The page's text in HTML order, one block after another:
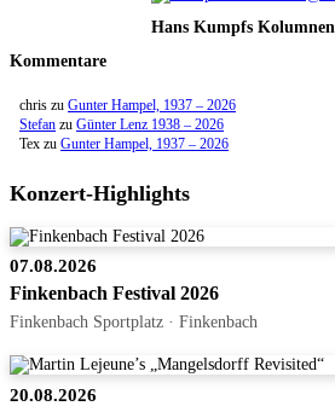
Hans Kumpfs Kolumnen
Kommentare
chris zu Gunter Hampel, 1937 – 2026
Stefan zu Günter Lenz 1938 – 2026
Tex zu Gunter Hampel, 1937 – 2026
Konzert-Highlights
07.08.2026
Finkenbach Festival 2026
Finkenbach Sportplatz · Finkenbach
20.08.2026